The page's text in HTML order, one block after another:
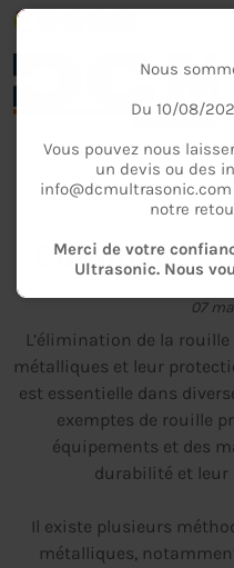
Comment
07
L’élimination de la
métalliques et leur
est essentielle dans
exemptes de rouille
équipements et des
durabilité et
Il existe plusieurs
métalliques,
Nous
Du 10/08/
Vous pouvez nous
un devis ou des
notre
Merci de votre
Ultrasonic. Nous